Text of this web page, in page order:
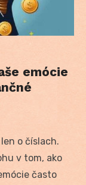
emócie
o číslach.
v tom, ako
často